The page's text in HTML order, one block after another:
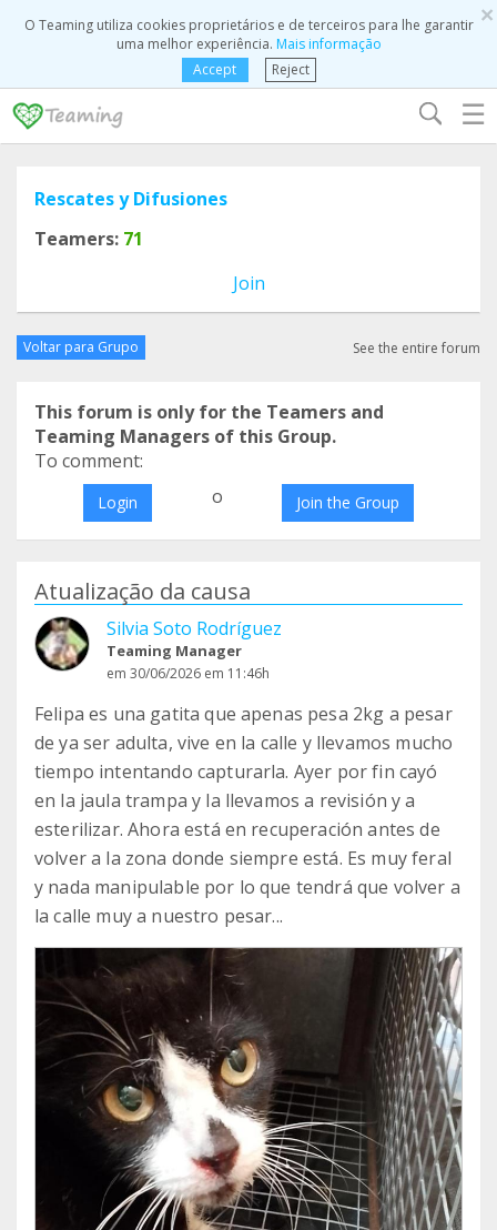
×
O Teaming utiliza cookies proprietários e de terceiros para lhe garantir
uma melhor experiência. Mais informação
Accept
Reject
☰
Rescates y Difusiones
Teamers: 71
Join
Voltar para Grupo See the entire forum
This forum is only for the Teamers and
Teaming Managers of this Group.
To comment:
Login o Join the Group
Atualização da causa
Silvia Soto Rodríguez
Teaming Manager
em 30/06/2026 em 11:46h
Felipa es una gatita que apenas pesa 2kg a pesar
de ya ser adulta, vive en la calle y llevamos mucho
tiempo intentando capturarla. Ayer por fin cayó
en la jaula trampa y la llevamos a revisión y a
esterilizar. Ahora está en recuperación antes de
volver a la zona donde siempre está. Es muy feral
y nada manipulable por lo que tendrá que volver a
la calle muy a nuestro pesar...